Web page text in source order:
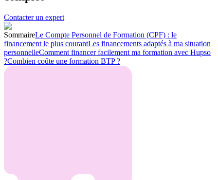
Contacter un expert
SommaireLe Compte Personnel de Formation (CPF) : le
financement le plus courantLes financements adaptés à ma situation
personnelleComment financer facilement ma formation avec Hupso
?Combien coûte une formation BTP ?